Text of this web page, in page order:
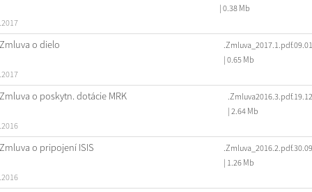
| 0.38 Mb
Zmluva o dielo
| 0.65 Mb
Zmluva o poskytn. dotácie MRK
| 2.64 Mb
Zmluva o pripojení ISIS
| 1.26 Mb